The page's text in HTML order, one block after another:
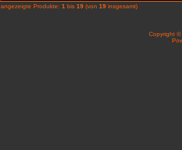
angezeigte Produkte: 1 bis 19 (von 19 insgesamt)
Copyright